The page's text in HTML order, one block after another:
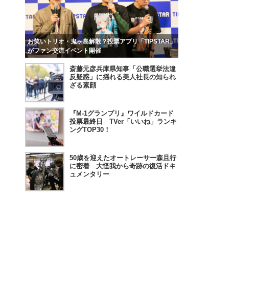
お笑いトリオ・鬼ヶ島解散？投票アプリ「TIPSTAR」
がファン交流イベント開催
斎藤元彦兵庫県知事「公職選挙法違
反疑惑」に揺れる美人社長の知られ
ざる素顔
『M-1グランプリ』ワイルドカード
投票最終日 TVer「いいね」ランキ
ングTOP30！
50歳を迎えたオートレーサー森且行
に密着 大怪我から奇跡の復活ドキ
ュメンタリー